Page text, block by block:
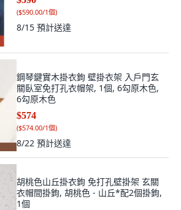
($590.00/1個)
8/15 預計送達
鋼琴鍵實木掛衣鉤 壁掛衣架 入戶門玄
關臥室免打孔衣帽架, 1個, 6勾原木色,
6勾原木色
$574
($574.00/1個)
8/22 預計送達
胡桃色山丘掛衣鉤 免打孔壁掛架 玄關
衣帽間掛鉤, 胡桃色 - 山丘*配2個掛鉤,
1個